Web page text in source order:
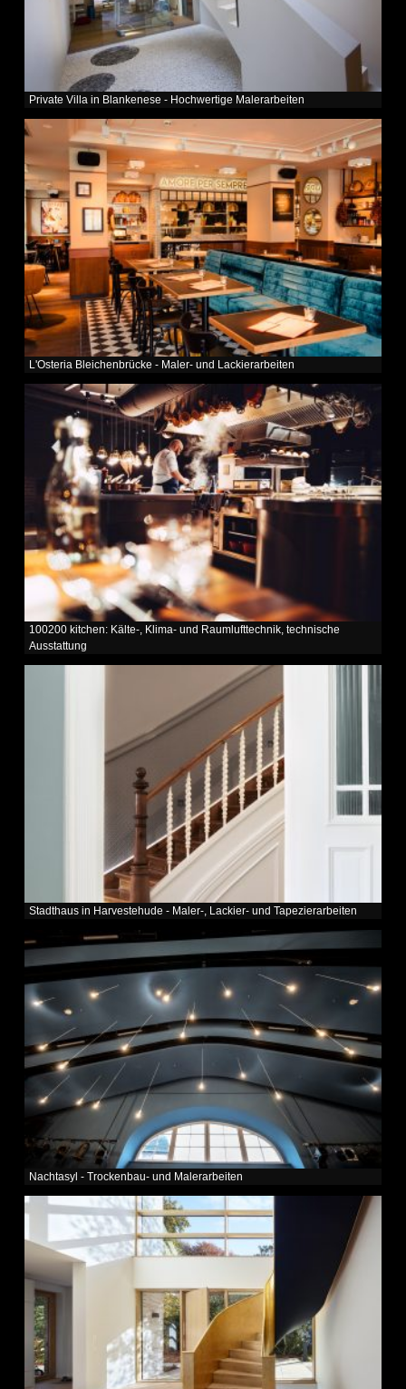
Private Villa in Blankenese - Hochwertige Malerarbeiten
L'Osteria Bleichenbrücke - Maler- und Lackierarbeiten
100200 kitchen: Kälte-, Klima- und Raumlufttechnik, technische
Ausstattung
Stadthaus in Harvestehude - Maler-, Lackier- und Tapezierarbeiten
Nachtasyl - Trockenbau- und Malerarbeiten